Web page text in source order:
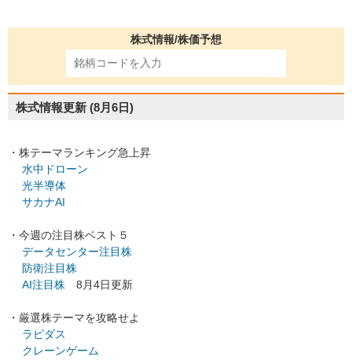
株式情報/株価予想
株式情報更新 (8月6日)
・株テーマランキング急上昇
水中ドローン
光半導体
サカナAI
・今週の注目株ベスト５
データセンター注目株
防衛注目株
AI注目株 8月4日更新
・厳選株テーマを攻略せよ
ラピダス
クレーンゲーム